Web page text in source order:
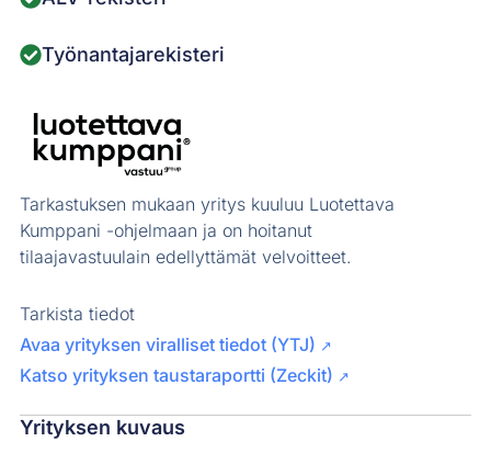
Työnantajarekisteri
Tarkastuksen mukaan yritys kuuluu Luotettava
Kumppani -ohjelmaan ja on hoitanut
tilaajavastuulain edellyttämät velvoitteet.
Tarkista tiedot
Avaa yrityksen viralliset tiedot (YTJ) ↗
Katso yrityksen taustaraportti (Zeckit) ↗
Yrityksen kuvaus